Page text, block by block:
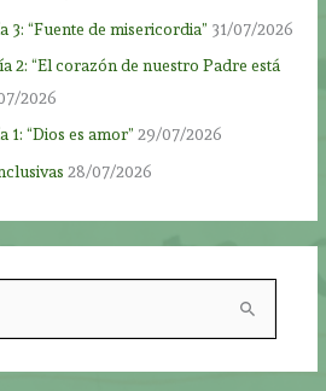
3: “Fuente de misericordia” 31/07/2026
2: “El corazón de nuestro Padre está
2026
“Dios es amor” 29/07/2026
28/07/2026